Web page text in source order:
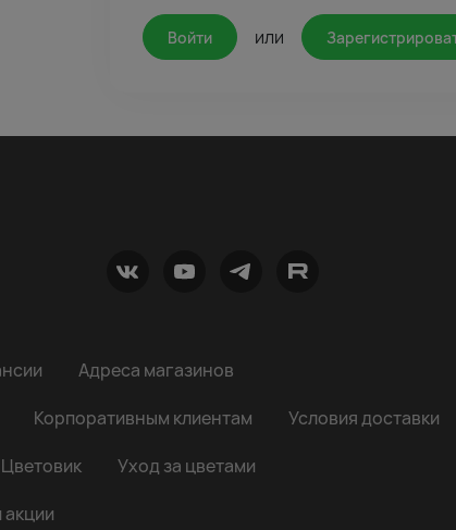
Войти или
Адреса магазинов
Корпоративным клиентам
Условия доставки
Уход за цветами
акции